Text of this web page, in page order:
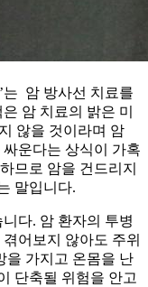
는 암 방사선 치료를
암 치료의 밝은 미
않을 것이라며 암
운다는 상식이 가혹
므로 암을 건드리지
말입니다.
다. 암 환자의 투병
어보지 않아도 주위
을 가지고 온몸을 난
단축될 위험을 안고